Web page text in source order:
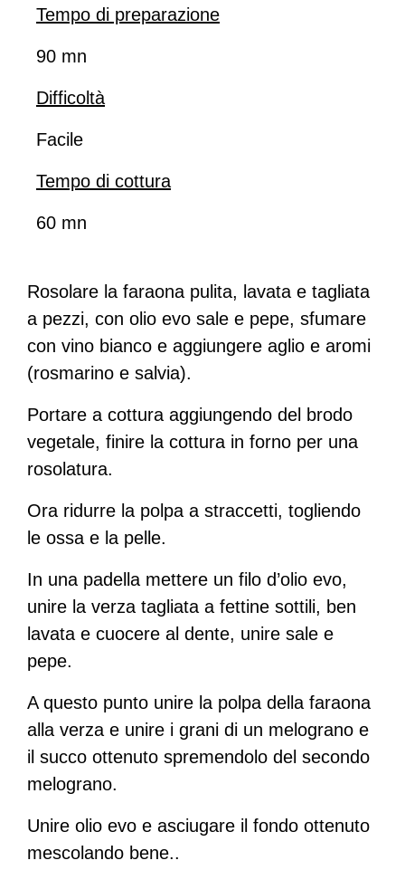
Tempo di preparazione
90 mn
Difficoltà
Facile
Tempo di cottura
60 mn
Rosolare la faraona pulita, lavata e tagliata
a pezzi, con olio evo sale e pepe, sfumare
con vino bianco e aggiungere aglio e aromi
(rosmarino e salvia).
Portare a cottura aggiungendo del brodo
vegetale, finire la cottura in forno per una
rosolatura.
Ora ridurre la polpa a straccetti, togliendo
le ossa e la pelle.
In una padella mettere un filo d’olio evo,
unire la verza tagliata a fettine sottili, ben
lavata e cuocere al dente, unire sale e
pepe.
A questo punto unire la polpa della faraona
alla verza e unire i grani di un melograno e
il succo ottenuto spremendolo del secondo
melograno.
Unire olio evo e asciugare il fondo ottenuto
mescolando bene..